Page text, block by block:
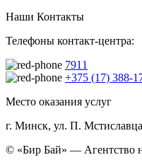
Наши Контакты
Телефоны контакт-центра:
7911
+375 (17) 388-
Место оказания услуг
г. Минск, ул. П.
© «Бир Бай» — Агентство